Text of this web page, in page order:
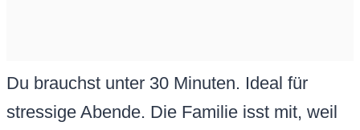
Du brauchst unter 30 Minuten. Ideal für
stressige Abende. Die Familie isst mit, weil